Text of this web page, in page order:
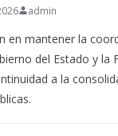
admin
en mantener la
del Estado y la
a la